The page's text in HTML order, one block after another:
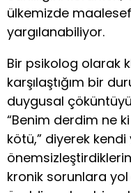
ülkemizde
yargılanabiliyor.
Bir psikolog olarak
karşılaştığım bir
duygusal çöküntüyü
“Benim derdim ne
kötü,” diyerek kendi
kronik sorunlara